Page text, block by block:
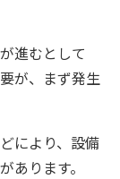
進むとして
が、まず発生
により、設備
あります。